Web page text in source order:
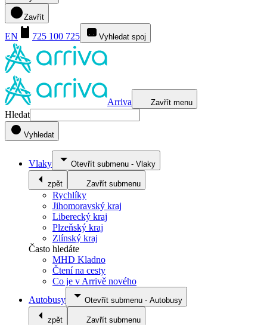
Zavřít
EN 725 100 725 Vyhledat spoj
Arriva Zavřít menu
Hledat
Vyhledat
Vlaky Otevřít submenu - Vlaky
zpět Zavřít submenu
Rychlíky
Jihomoravský kraj
Liberecký kraj
Plzeňský kraj
Zlínský kraj
Často hledáte
MHD Kladno
Čtení na cesty
Co je v Arrivě nového
Autobusy
Otevřít submenu - Autobusy
zpět Zavřít submenu